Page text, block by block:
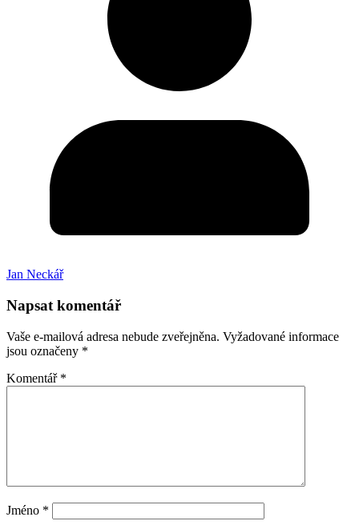
Jan Neckář
Napsat komentář
Vaše e-mailová adresa nebude zveřejněna. Vyžadované informace
jsou označeny *
Komentář *
Jméno *